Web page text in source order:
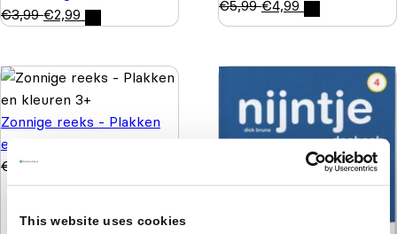
This website uses cookies
€3,99 €2,99
€5,99 €4,99
Zonnige reeks - Plakken
en kleuren 3+
€
4,99